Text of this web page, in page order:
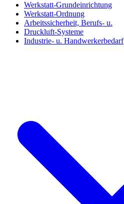
Werkstatt-Grundeinrichtung
Werkstatt-Ordnung
Arbeitssicherheit, Berufs- u.
Druckluft-Systeme
Industrie- u. Handwerkerbedarf